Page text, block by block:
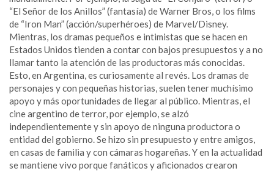
“El Señor de los Anillos” (fantasía) de Warner Bros, o los films
de “Iron Man” (acción/superhéroes) de Marvel/Disney.
Mientras, los dramas pequeños e intimistas que se hacen en
Estados Unidos tienden a contar con bajos presupuestos y a no
llamar tanto la atención de las productoras más conocidas.
Esto, en Argentina, es curiosamente al revés. Los dramas de
personajes y con pequeñas historias, suelen tener muchísimo
apoyo y más oportunidades de llegar al público. Mientras, el
cine argentino de terror, por ejemplo, se alzó
independientemente y sin apoyo de ninguna productora o
entidad del gobierno. Se hizo sin presupuesto y entre amigos,
en casas de familia y con cámaras hogareñas. Y en la actualidad
se mantiene vivo porque fanáticos y aficionados crearon